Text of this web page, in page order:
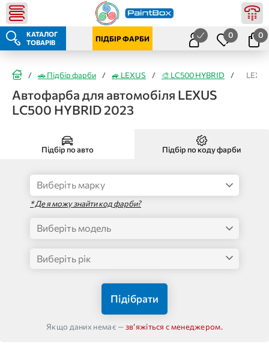
КАТАЛОГ
ТОВАРІВ
ПІДБІР ФАРБИ 0 0
/ 🚗 Підбір фарби / 🚙 LEXUS / 🎨 LC500 HYBRID /
Автофарба для автомобіля LEXUS
LC500 HYBRID 2023
Підбір по авто Підбір по коду фарби
* Де я можу знайти код фарби?
Підібрати
Якщо даних немає —звʼяжіться с менеджером.